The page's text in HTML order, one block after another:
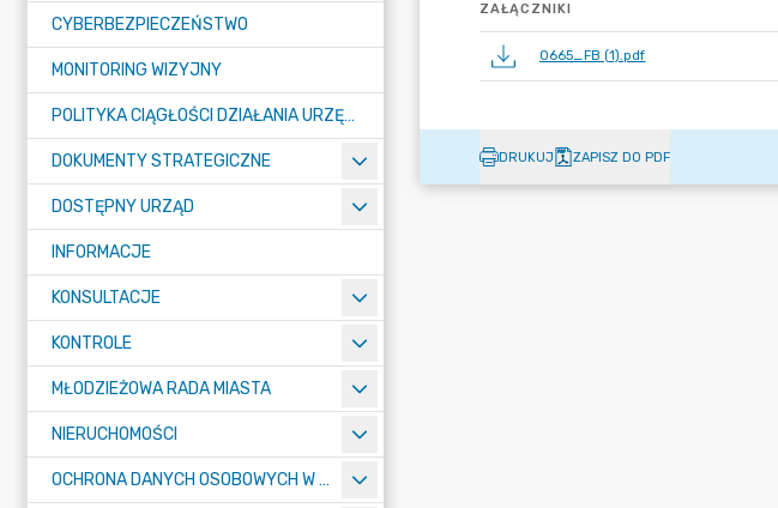
CYBERBEZPIECZEŃSTWO
MONITORING WIZYJNY
POLITYKA CIĄGŁOŚCI DZIAŁANIA URZĘDU MIASTA ŻORY
DOKUMENTY STRATEGICZNE
DOSTĘPNY URZĄD
INFORMACJE
KONSULTACJE
KONTROLE
MŁODZIEŻOWA RADA MIASTA
NIERUCHOMOŚCI
OCHRONA DANYCH OSOBOWYCH W URZĘDZIE MIASTA ŻORY - RODO
ZAŁĄCZNIKI
0665_FB (1).pdf
DRUKUJ ZAPISZ DO PDF